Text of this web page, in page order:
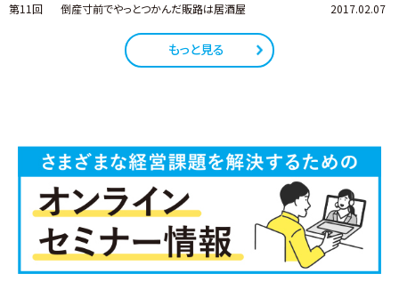
第11回
倒産寸前でやっとつかんだ販路は居酒屋 2017.02.07
もっと見る